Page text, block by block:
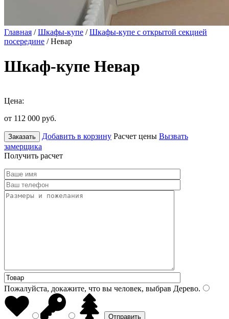
Главная /Шкафы-купе /Шкафы-купе с открытой секцией
посередине / Невар
Шкаф-купе Невар
Цена:
от 112 000 руб.
Заказать Добавить в корзину Расчет цены Вызвать
замерщика
Получить расчет
Пожалуйста, докажите, что вы человек, выбрав Дерево.